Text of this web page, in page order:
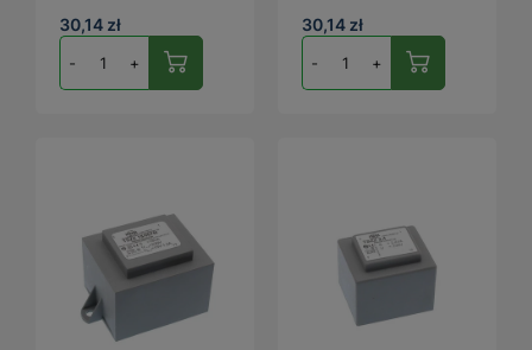
30,14 zł
- +
30,14 zł
- +